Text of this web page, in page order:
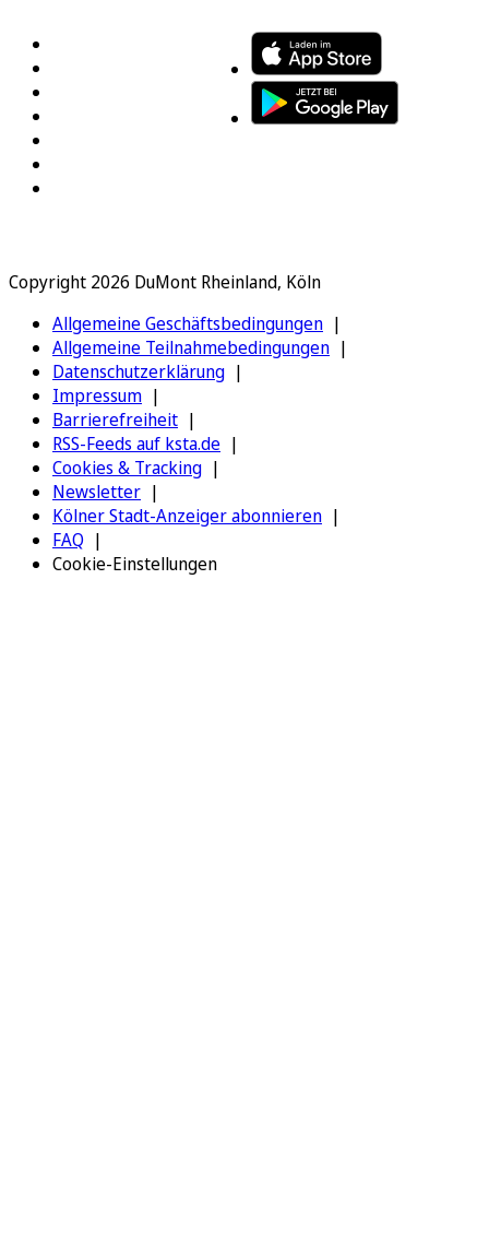
Copyright 2026 DuMont Rheinland, Köln
Allgemeine Geschäftsbedingungen
Allgemeine Teilnahmebedingungen
Datenschutzerklärung
Impressum
Barrierefreiheit
RSS-Feeds auf ksta.de
Cookies & Tracking
Newsletter
Kölner Stadt-Anzeiger abonnieren
FAQ
Cookie-Einstellungen